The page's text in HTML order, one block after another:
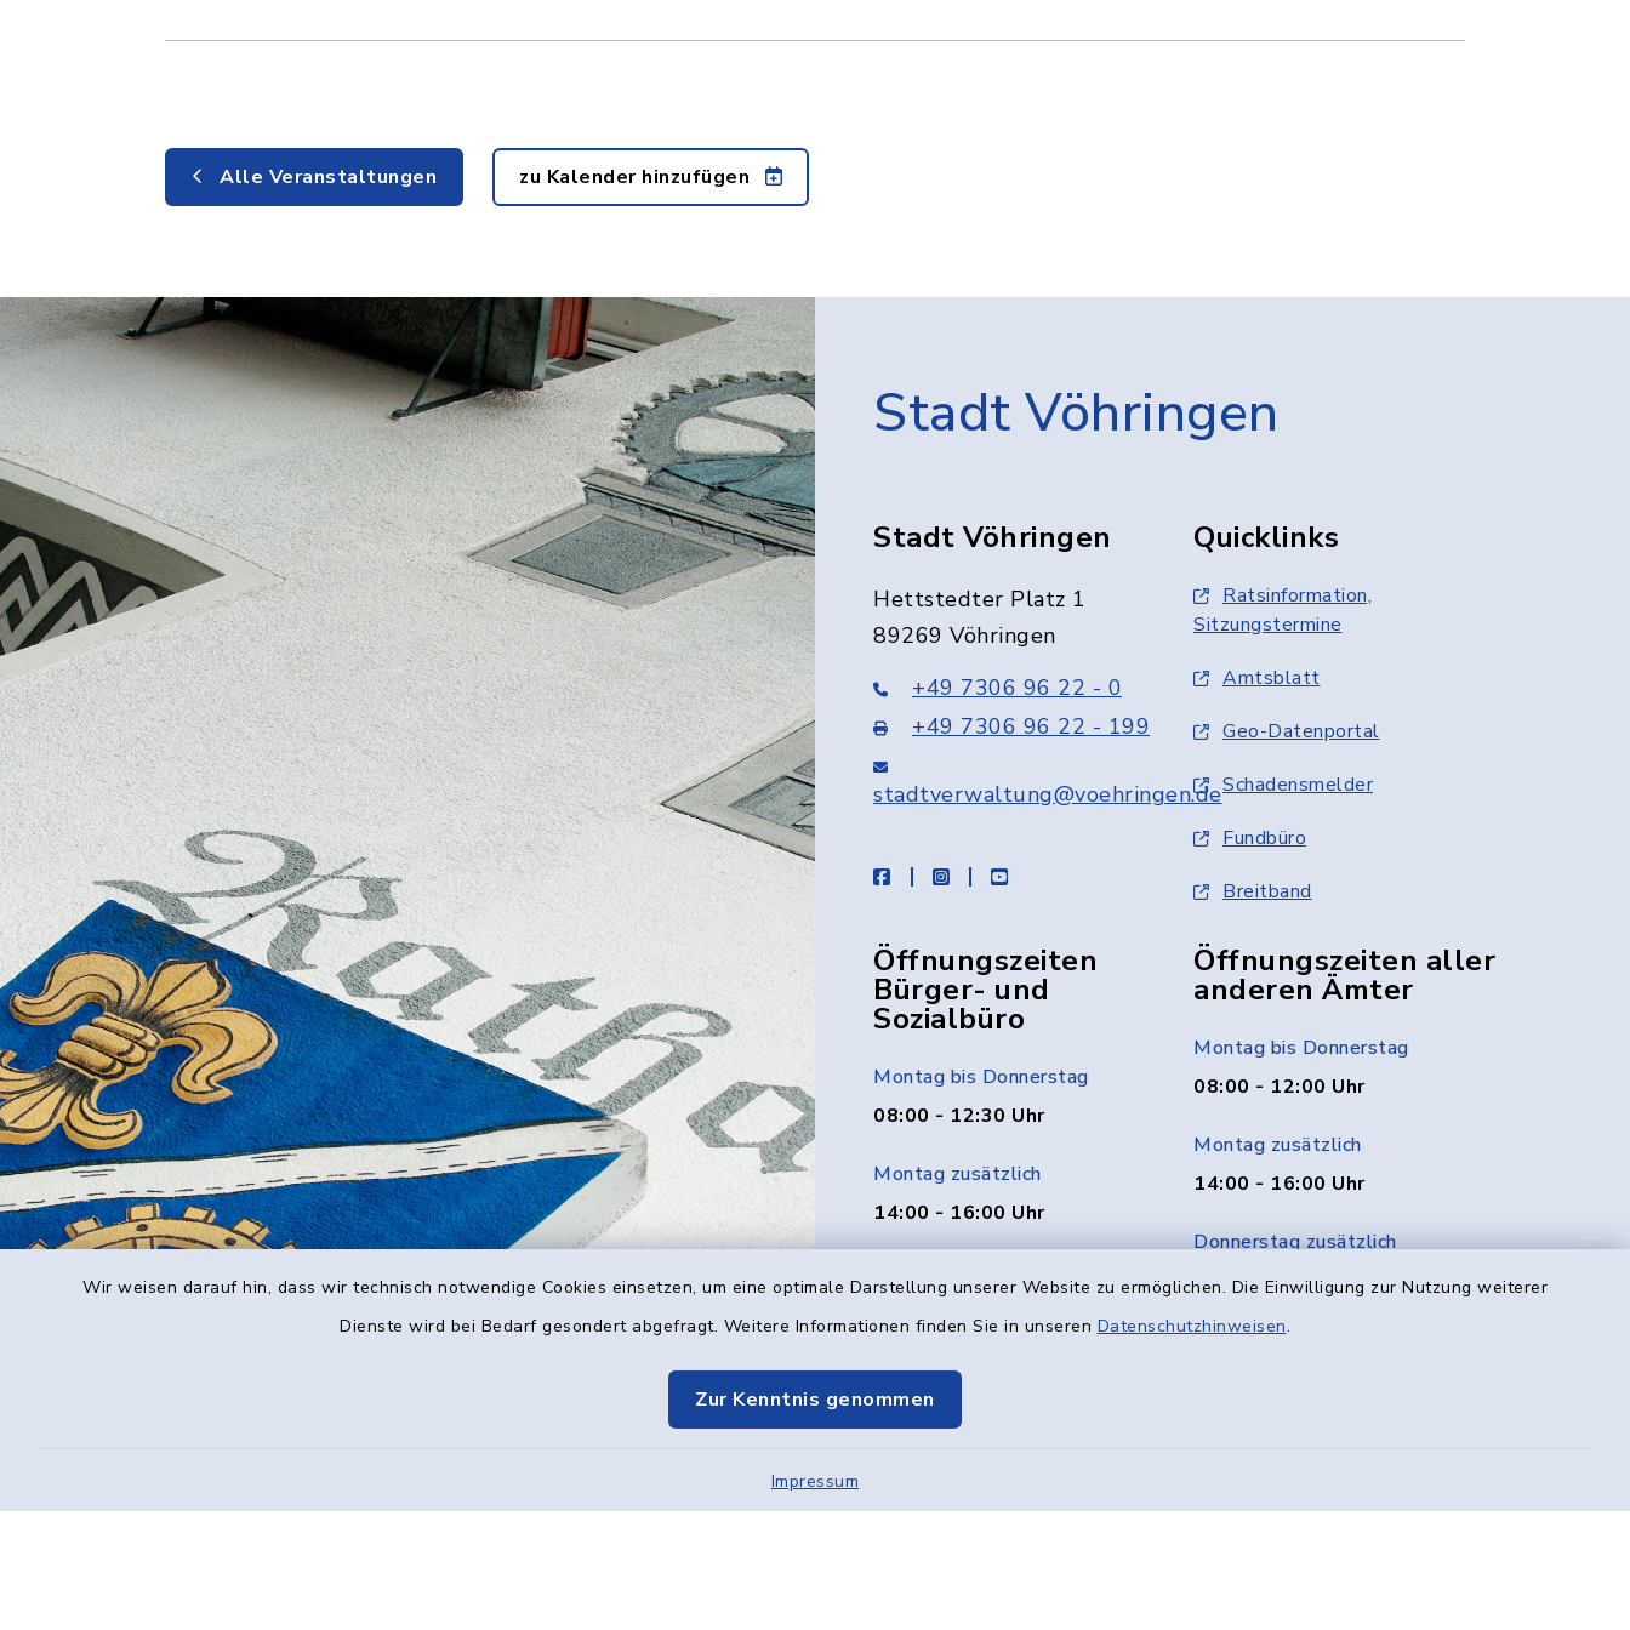
Wir weisen darauf hin, dass wir technisch notwendige Cookies einsetzen, um eine optimale Darstellung unserer Website zu ermöglichen. Die Einwilligung zur Nutzung weiterer
Dienste wird bei Bedarf gesondert abgefragt. Weitere Informationen finden Sie in unseren Datenschutzhinweisen.
Zur Kenntnis genommen
Impressum
Alle Veranstaltungen zu Kalender hinzufügen
Stadt Vöhringen
Stadt Vöhringen
Hettstedter Platz 1
89269 Vöhringen
+49 7306 96 22 - 0
+49 7306 96 22 - 199
stadtverwaltung@voehringen.de
facebookinstagramyoutube
Quicklinks
Ratsinformation,
Sitzungstermine
Amtsblatt
Geo-Datenportal
Schadensmelder
Fundbüro
Breitband
Öffnungszeiten
Bürger- und
Sozialbüro
Montag bis Donnerstag
08:00 - 12:30 Uhr
Montag zusätzlich
14:00 - 16:00 Uhr
Freitag
08:00 - 12:00 Uhr
Öffnungszeiten aller
anderen Ämter
Montag bis Donnerstag
08:00 - 12:00 Uhr
Montag zusätzlich
14:00 - 16:00 Uhr
Donnerstag zusätzlich
14:00 - 18:00 Uhr
Freitag